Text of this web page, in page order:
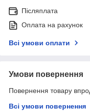
Післяплата
Оплата на рахунок
Всі умови оплати
Умови повернення
Повернення товару
Всі умови повернення